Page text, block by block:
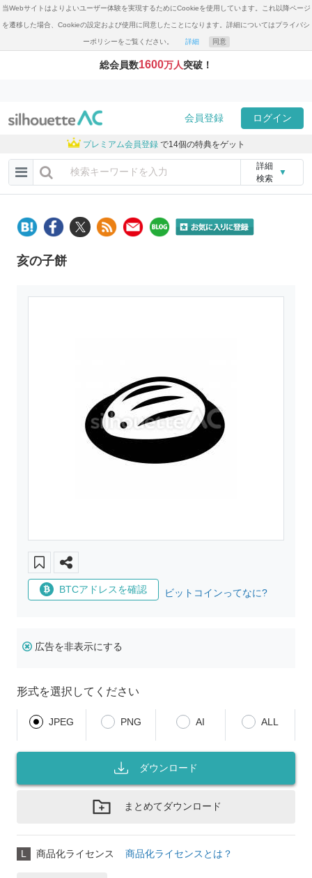
当Webサイトはよりよいユーザー体験を実現するためにCookieを使用しています。これ以降ページ
を遷移した場合、Cookieの設定および使用に同意したことになります。詳細についてはプライバシ
ーポリシーをご覧ください。 詳細 同意
総会員数1600万人突破！
会員登録 ログイン
プレミアム会員登録 で14個の特典をゲット
詳細
検索
▼
亥の子餅
BTCアドレスを確認 ビットコインってなに?
広告を非表示にする
形式を選択してください
JPEG PNG AI ALL
ダウンロード
まとめてダウンロード
L 商品化ライセンス 商品化ライセンスとは？